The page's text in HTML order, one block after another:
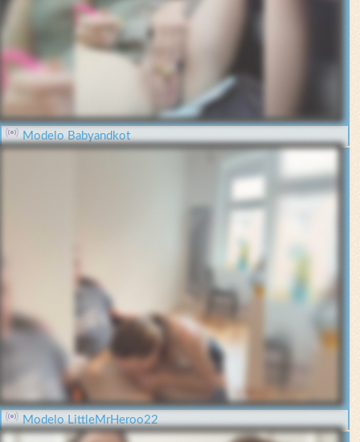
Modelo Babyandkot
Modelo LittleMrHeroo22